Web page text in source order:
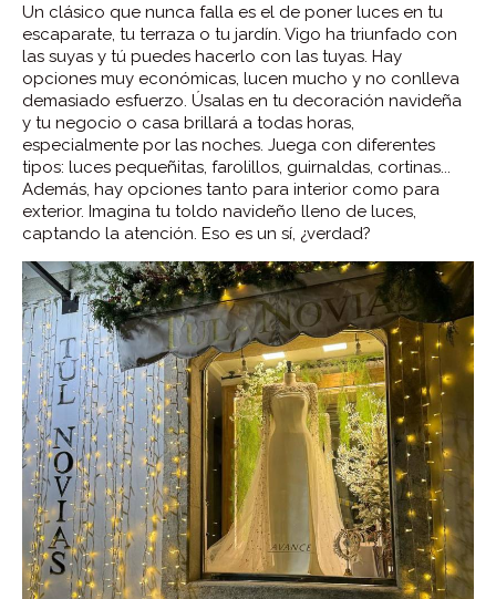
Un clásico que nunca falla es el de poner luces en tu
escaparate, tu terraza o tu jardín. Vigo ha triunfado con
las suyas y tú puedes hacerlo con las tuyas. Hay
opciones muy económicas, lucen mucho y no conlleva
demasiado esfuerzo. Úsalas en tu decoración navideña
y tu negocio o casa brillará a todas horas,
especialmente por las noches. Juega con diferentes
tipos: luces pequeñitas, farolillos, guirnaldas, cortinas...
Además, hay opciones tanto para interior como para
exterior. Imagina tu toldo navideño lleno de luces,
captando la atención. Eso es un sí, ¿verdad?